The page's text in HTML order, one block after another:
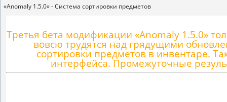
«Anomaly 1.5.0» - Cистема сортировки предметов
Третья бета модификации «Anomaly 1.5.0»
вовсю трудятся над грядущими
сортировки предметов в инвентаре.
интерфейса. Промежуточные